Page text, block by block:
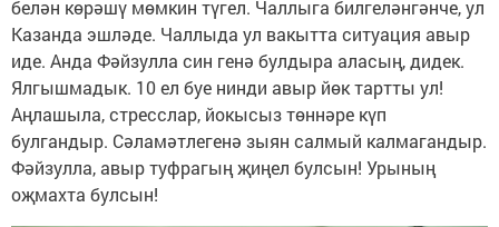
белән көрәшү мөмкин түгел. Чаллыга билгеләнгәнче, ул
Казанда эшләде. Чаллыда ул вакытта ситуация авыр
иде. Анда Фәйзулла син генә булдыра аласың, дидек.
Ялгышмадык. 10 ел буе нинди авыр йөк тартты ул!
Аңлашыла, стресслар, йокысыз төннәре күп
булгандыр. Сәламәтлегенә зыян салмый калмагандыр.
Фәйзулла, авыр туфрагың җиңел булсын! Урының
оҗмахта булсын!